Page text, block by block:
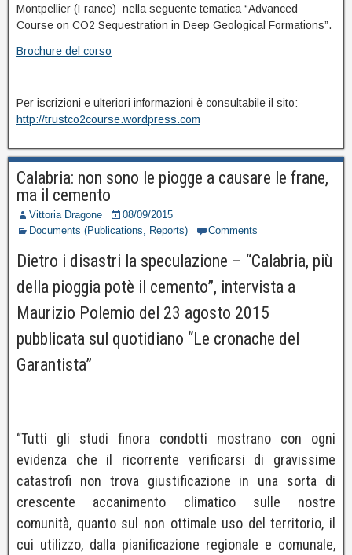
Montpellier (France) nella seguente tematica “Advanced
Course on CO2 Sequestration in Deep Geological Formations”.
Brochure del corso
Per iscrizioni e ulteriori informazioni è consultabile il sito:
http://trustco2course.wordpress.com
Calabria: non sono le piogge a causare le frane,
ma il cemento
Vittoria Dragone
08/09/2015
Documents (Publications, Reports)
Comments
Dietro i disastri la speculazione – “Calabria, più
della pioggia potè il cemento”, intervista a
Maurizio Polemio del 23 agosto 2015
pubblicata sul quotidiano “Le cronache del
Garantista”
“Tutti gli studi finora condotti mostrano con ogni
evidenza che il ricorrente verificarsi di gravissime
catastrofi non trova giustificazione in una sorta di
crescente accanimento climatico sulle nostre
comunità, quanto sul non ottimale uso del territorio, il
cui utilizzo, dalla pianificazione regionale e comunale,